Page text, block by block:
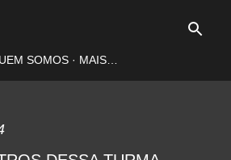
SOMOS MAIS…